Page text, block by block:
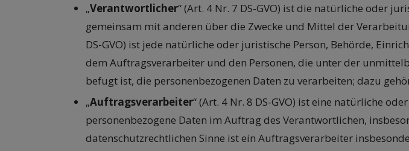
„Verantwortlicher“ (Art. 4 Nr. 7 DS-GVO) ist die natürliche oder
gemeinsam mit anderen über die Zwecke und Mittel der
DS-GVO) ist jede natürliche oder juristische Person, Behörde,
dem Auftragsverarbeiter und den Personen, die unter der
befugt ist, die personenbezogenen Daten zu verarbeiten; dazu
„Auftragsverarbeiter“ (Art. 4 Nr. 8 DS-GVO) ist eine natürliche
personenbezogene Daten im Auftrag des Verantwortlichen,
datenschutzrechtlichen Sinne ist ein Auftragsverarbeiter